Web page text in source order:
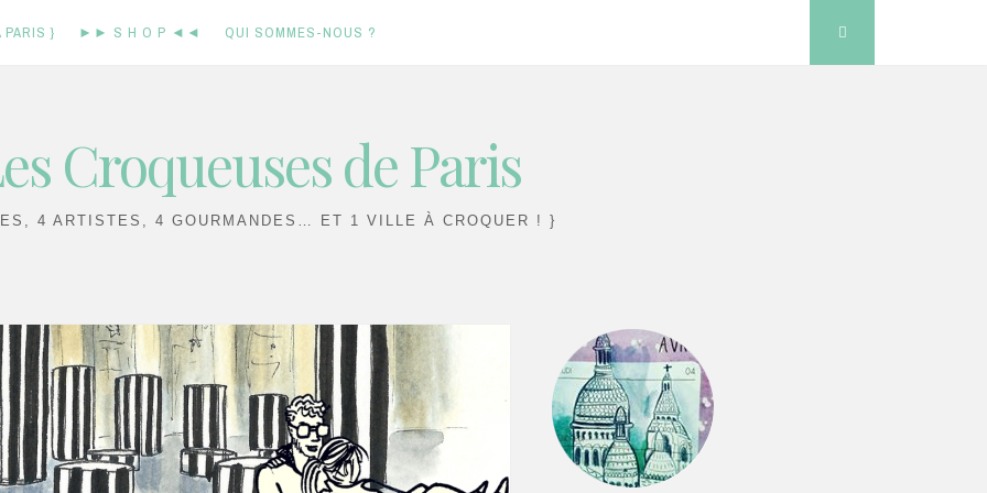
PARIS } ►► S H O P ◄◄ QUI SOMMES-NOUS ? Search
Croqueuses de Paris
4 ARTISTES, 4 GOURMANDES… ET 1 VILLE À CROQUER ! }